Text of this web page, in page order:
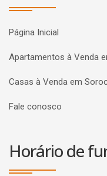
Página Inicial
Apartamentos à Venda
Casas à Venda em
Fale conosco
Horário de